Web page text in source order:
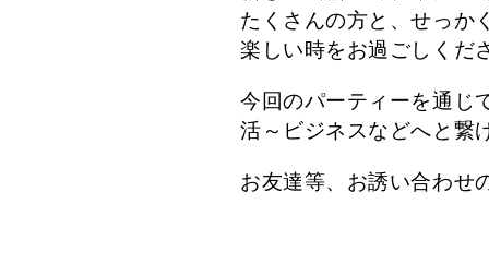
たくさんの方と、せっか
楽しい時をお過ごしくだ
今回のパーティーを通じ
活～ビジネスなどへと繋
お友達等、お誘い合わせ